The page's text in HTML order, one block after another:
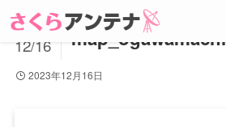
map_ogawamachi
2023
12/16
2023年12月16日